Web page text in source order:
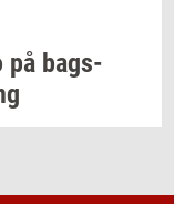
på bags­